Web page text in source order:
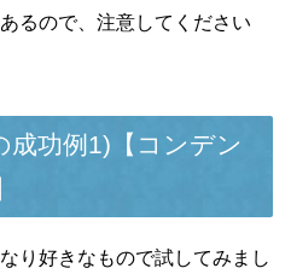
るので、注意してください
功例1)【コンデン
り好きなもので試してみまし